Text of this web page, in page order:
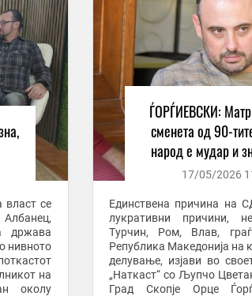
власт се
држава
нивното
на
околу
ЃОРЃИЕВСКИ:
сменета од 90-
народ е мудар и
17/05/2026
Единствена причина на
лукративни причини,
Турчин, Ром, Влав,
Република Македонија на
делување, изјави во
„Наткаст“ со Љупчо
Град Скопје Орце